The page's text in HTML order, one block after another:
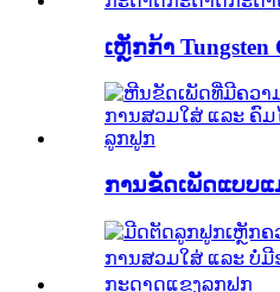
ເຫຼັກກ້າ Tungsten
ການຂັດເພັດແບບແ